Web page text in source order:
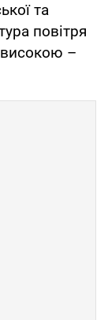
та
повітря
–